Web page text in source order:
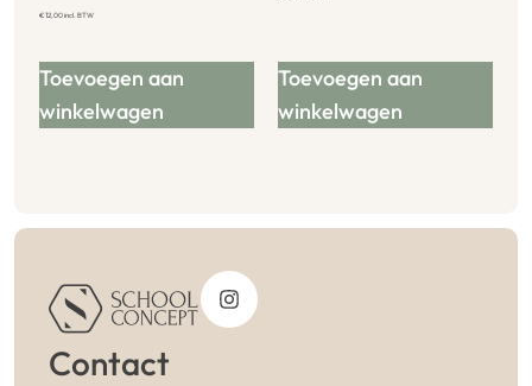
€12,00incl. BTW
Toevoegen aan
winkelwagen
Toevoegen aan
winkelwagen
Contact